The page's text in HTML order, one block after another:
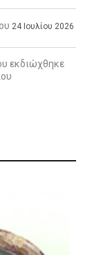
24 Ιουλίου 2026
εκδιώχθηκε